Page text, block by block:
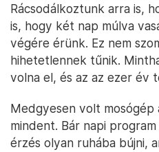
Rácsodálkoztunk arra is,
is, hogy két nap múlva
végére érünk. Ez nem
hihetetlennek tűnik.
volna el, és az az ezer év
Medgyesen volt mosógép
mindent. Bár napi
érzés olyan ruhába bújni,